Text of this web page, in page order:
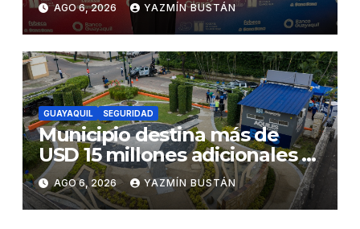
AGO 6, 2026 YAZMÍN BUSTÁN
GUAYAQUIL SEGURIDAD
Municipio destina más de
USD 15 millones adicionales a
SEGURA EP para fortalecer la
seguridad ciudadana
AGO 6, 2026 YAZMÍN BUSTÁN